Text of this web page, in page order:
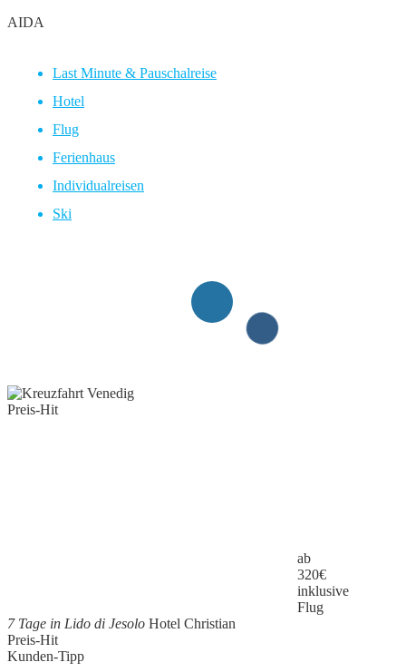
AIDA
Last Minute & Pauschalreise
Hotel
Flug
Ferienhaus
Individualreisen
Ski
Preis-Hit
ab
320€
inklusive
Flug
7 Tage in Lido di Jesolo Hotel Christian
Preis-Hit
Kunden-Tipp